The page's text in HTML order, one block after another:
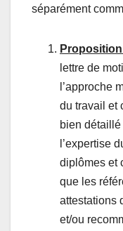
séparément
lettre de
l’approche
du travail et
bien
l’expertise
diplômes et
que les
attestations
et/ou